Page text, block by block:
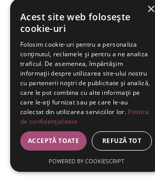
×
Acest site web folosește
cookie-uri
Folosim cookie-uri pentru a personaliza
conținutul, reclamele și pentru a ne analiza
traficul. De asemenea, împărtășim
informații despre utilizarea site-ului nostru
cu partenerii noștri de publicitate și analiză,
care le pot combina cu alte informații pe
care le-ați furnizat sau pe care le-au
colectat din utilizarea serviciilor lor. Politica
de confidențialitate
ACCEPTĂ TOATE REFUZĂ TOT
POWERED BY COOKIESCRIPT